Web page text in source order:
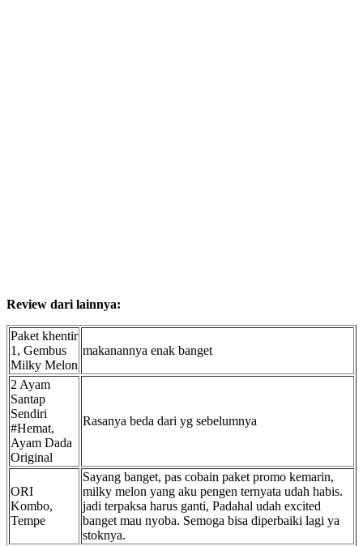
Review dari lainnya:
Paket khentir
1, Gembus
Milky Melon
makanannya enak banget
2 Ayam
Santap
Sendiri
#Hemat,
Ayam Dada
Original
Rasanya beda dari yg sebelumnya
ORI
Kombo,
Tempe
Sayang banget, pas cobain paket promo kemarin,
milky melon yang aku pengen ternyata udah habis.
jadi terpaksa harus ganti, Padahal udah excited
banget mau nyoba. Semoga bisa diperbaiki lagi ya
stoknya.